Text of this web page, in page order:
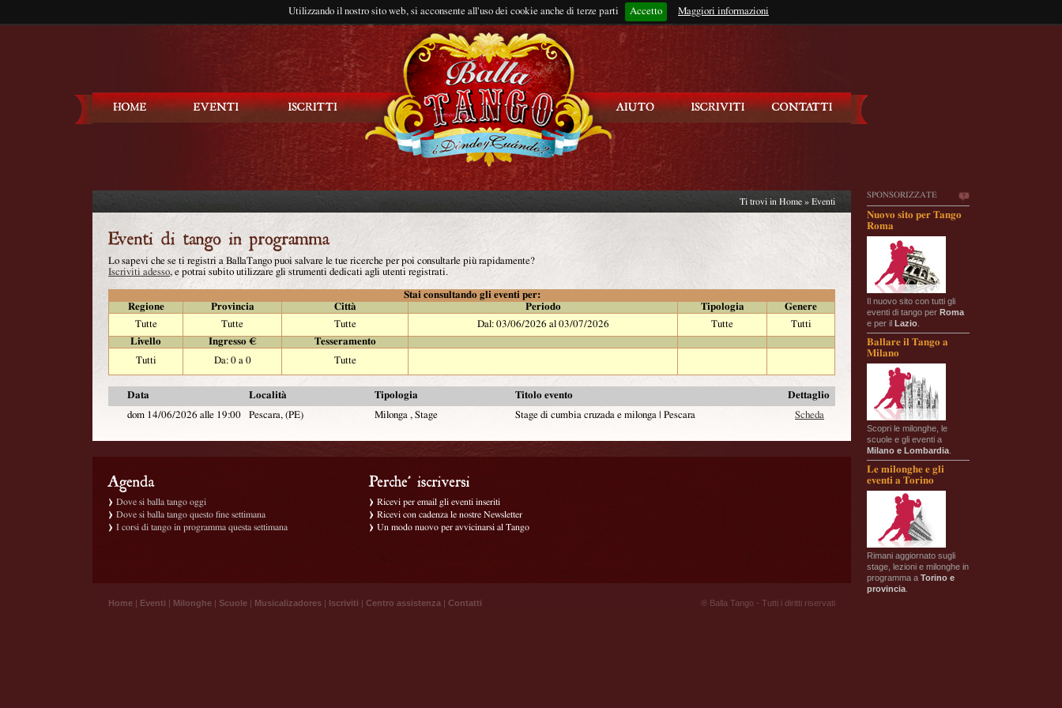
Utilizzando il nostro sito web, si acconsente all'uso dei cookie anche di terze parti Accetto Maggiori informazioni
Rimani connesso?
SPONSORIZZATE
Nuovo sito per Tango
Roma
Il nuovo sito con tutti gli
eventi di tango per Roma
e per il Lazio
Ballare il Tango a
Milano
Scopri le milonghe, le
scuole e gli eventi a
Milano e Lombardia
Le milonghe e gli
eventi a Torino
Rimani aggiornato sugli
stage, lezioni e milonghe in
programma a Torino e
provincia
Ti trovi in Home » Eventi
Lo sapevi che se ti registri a BallaTango puoi salvare le tue ricerche per poi consultarle più rapidamente?
Iscriviti adesso, e potrai subito utilizzare gli strumenti dedicati agli utenti registrati.
Stai consultando gli eventi per:
Regione
Provincia Città Periodo Tipologia
Genere
Tutte
Tutte Tutte Dal: 03/06/2026 al 03/07/2026 Tutte
Tutti
Livello
Ingresso €
Tesseramento
Tutti
Da: 0 a 0 Tutte
Data Località Tipologia Titolo evento
Dettaglio
dom 14/06/2026 alle 19:00
Pescara, (PE) Milonga , Stage Stage di cumbia cruzada e milonga | Pescara Scheda
Dove si balla tango oggi
Dove si balla tango questo fine settimana
I corsi di tango in programma questa settimana
Ricevi per email gli eventi inseriti
Ricevi con cadenza le nostre Newsletter
Un modo nuovo per avvicinarsi al Tango
Home | Eventi | Milonghe | Scuole | Musicalizadores | Iscriviti | Centro assistenza | Contatti ® Balla Tango - Tutti i diritti riservati